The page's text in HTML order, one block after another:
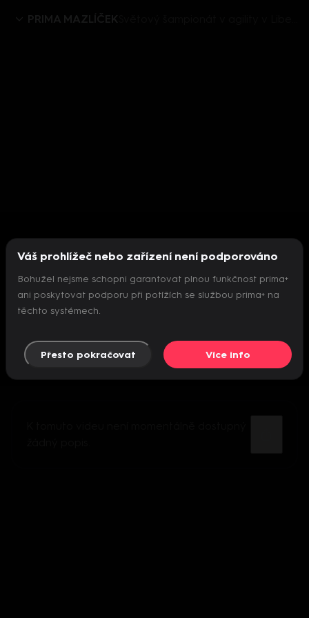
PRIMA MAZLÍČEK
Nepodařilo se inicializovat přehrávač
Váš prohlížeč nebo zařízení není podporováno
Bohužel nejsme schopni garantovat plnou funkčnost prima+
ani poskytovat podporu při potížích se službou prima+ na
těchto systémech.
Přesto pokračovat Více info